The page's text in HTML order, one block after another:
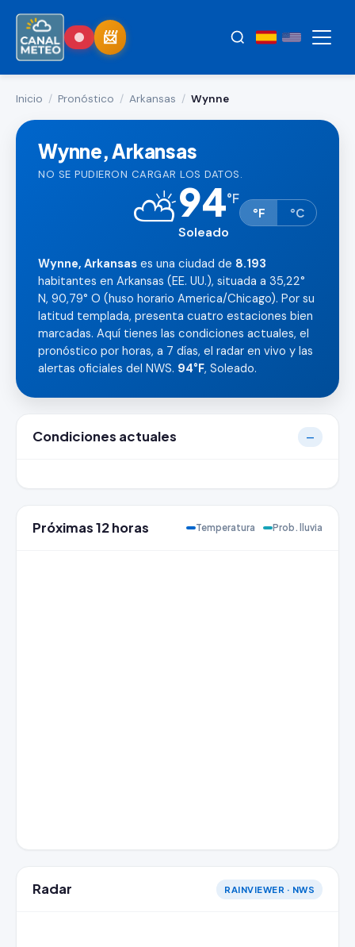
Inicio / Pronóstico / Arkansas / Wynne
Wynne, Arkansas
NO SE PUDIERON CARGAR LOS DATOS.
⛅94°F
Soleado
°F °C
Wynne, Arkansas es una ciudad de 8.193
habitantes en Arkansas (EE. UU.), situada a 35,22°
N, 90,79° O (huso horario America/Chicago). Por su
latitud templada, presenta cuatro estaciones bien
marcadas. Aquí tienes las condiciones actuales, el
pronóstico por horas, a 7 días, el radar en vivo y las
alertas oficiales del NWS. 94°F, Soleado.
Condiciones actuales —
Próximas 12 horas Temperatura Prob. lluvia
Radar RAINVIEWER · NWS